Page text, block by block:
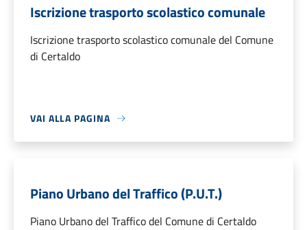
Iscrizione trasporto scolastico comunale
Iscrizione trasporto scolastico comunale del Comune
di Certaldo
VAI ALLA PAGINA
Piano Urbano del Traffico (P.U.T.)
Piano Urbano del Traffico del Comune di Certaldo